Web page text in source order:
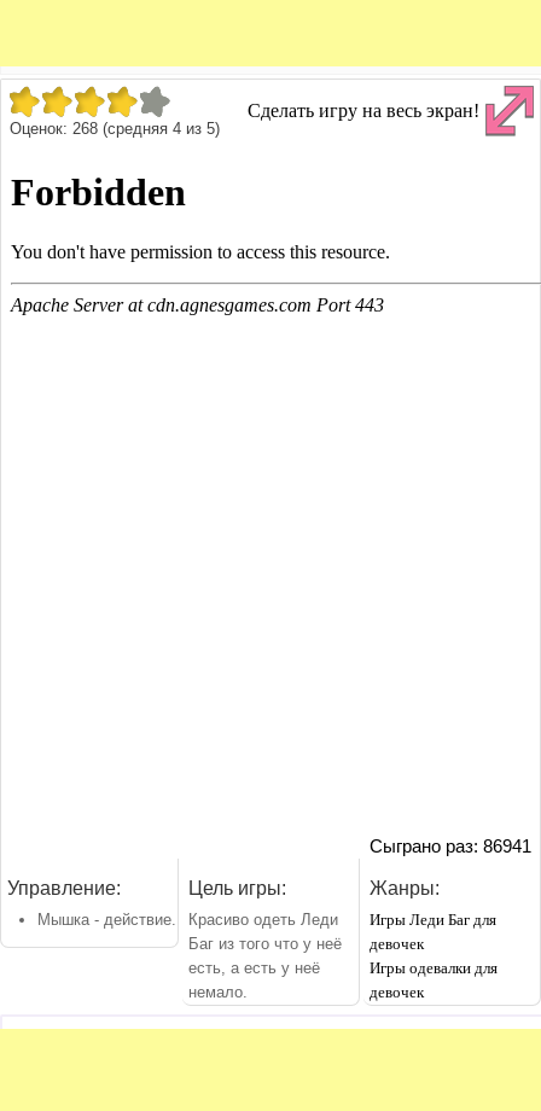
Оценок: 268 (средняя 4 из 5)
Сделать игру на весь экран!
Сыграно раз: 86941
Управление:
Мышка - действие.
Цель игры:
Красиво одеть Леди
Баг из того что у неё
есть, а есть у неё
немало.
Жанры:
Игры Леди Баг для
девочек
Игры одевалки для
девочек